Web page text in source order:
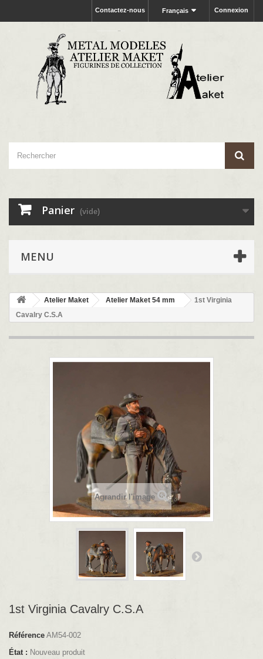
Connexion
Français
Contactez-nous
Panier (vide)
MENU
Atelier Maket Atelier Maket 54 mm
1st Virginia
Cavalry C.S.A
Agrandir l'image
1st Virginia Cavalry C.S.A
Référence AM54-002
État : Nouveau produit